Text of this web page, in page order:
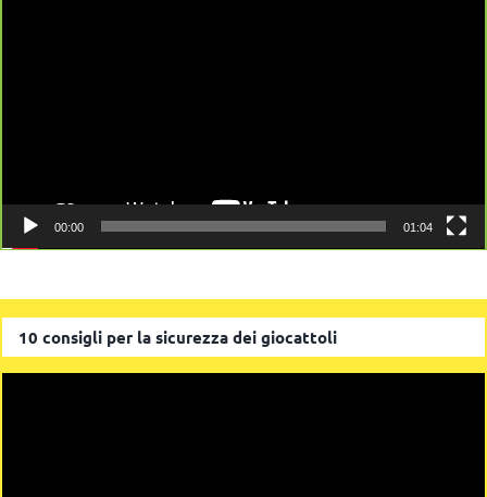
00:00 01:04
10 consigli per la sicurezza dei giocattoli